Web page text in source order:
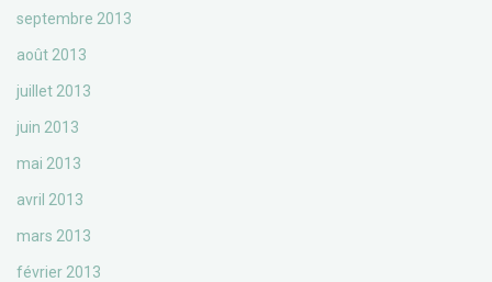
septembre 2013
août 2013
juillet 2013
juin 2013
mai 2013
avril 2013
mars 2013
février 2013